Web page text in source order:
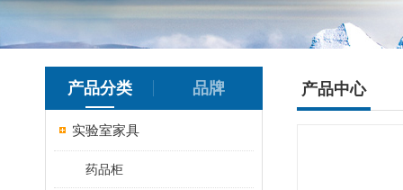
产品分类 品牌
实验室家具
药品柜
产品中心